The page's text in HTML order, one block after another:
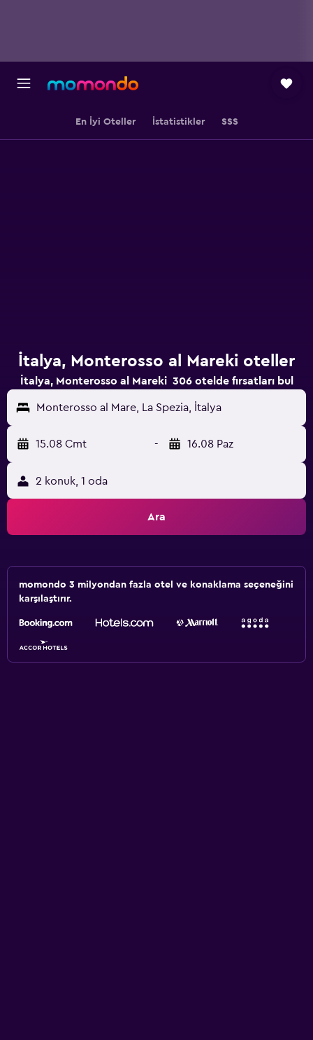
En İyi Oteller İstatistikler SSS
İtalya, Monterosso al Mareki oteller
İtalya, Monterosso al Mareki 306 otelde fırsatları bul
Monterosso al Mare, La Spezia, İtalya
15.08 Cmt - 16.08 Paz
2 konuk, 1 oda
Ara
momondo 3 milyondan fazla otel ve konaklama seçeneğini
karşılaştırır.